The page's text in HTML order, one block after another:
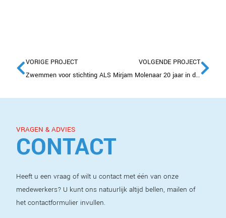
VORIGE PROJECT
Zwemmen voor stichting ALS
VOLGENDE PROJECT
Mirjam Molenaar 20 jaar in dienst
VRAGEN & ADVIES
CONTACT
Heeft u een vraag of wilt u contact met één van onze
medewerkers? U kunt ons natuurlijk altijd bellen, mailen of
het contactformulier invullen.